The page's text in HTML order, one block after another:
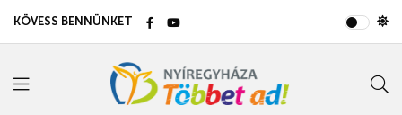
KÖVESS BENNÜNKET